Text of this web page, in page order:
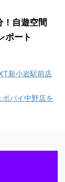
！自遊空間
ポート
新小岩駅前店
パイ中野店を